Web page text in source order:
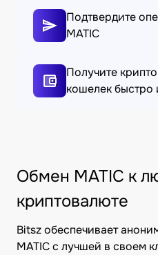
Подтвердите
MATIC
Получите
кошелек быстро
Обмен MATIC к
криптовалюте
Bitsz обеспечивает
MATIC с лучшей в своем